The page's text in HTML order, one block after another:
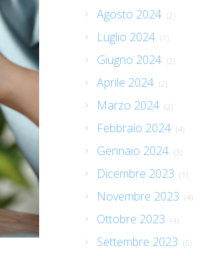
Agosto 2024 (2)
Luglio 2024 (1)
Giugno 2024 (2)
Aprile 2024 (2)
Marzo 2024 (2)
Febbraio 2024 (4)
Gennaio 2024 (3)
Dicembre 2023 (1)
Novembre 2023 (4)
Ottobre 2023 (4)
Settembre 2023 (5)